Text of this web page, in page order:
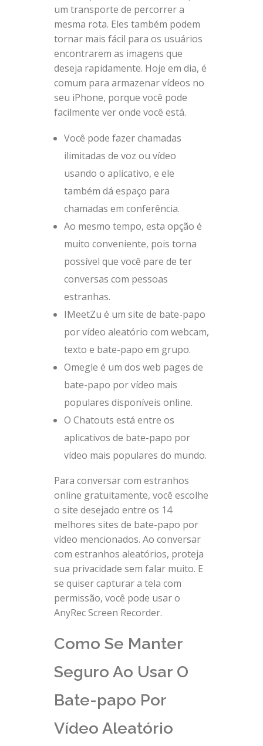
um transporte de percorrer a
mesma rota. Eles também podem
tornar mais fácil para os usuários
encontrarem as imagens que
deseja rapidamente. Hoje em dia, é
comum para armazenar vídeos no
seu iPhone, porque você pode
facilmente ver onde você está.
Você pode fazer chamadas
ilimitadas de voz ou vídeo
usando o aplicativo, e ele
também dá espaço para
chamadas em conferência.
Ao mesmo tempo, esta opção é
muito conveniente, pois torna
possível que você pare de ter
conversas com pessoas
estranhas.
IMeetZu é um site de bate-papo
por vídeo aleatório com webcam,
texto e bate-papo em grupo.
Omegle é um dos web pages de
bate-papo por vídeo mais
populares disponíveis online.
O Chatouts está entre os
aplicativos de bate-papo por
vídeo mais populares do mundo.
Para conversar com estranhos
online gratuitamente, você escolhe
o site desejado entre os 14
melhores sites de bate-papo por
vídeo mencionados. Ao conversar
com estranhos aleatórios, proteja
sua privacidade sem falar muito. E
se quiser capturar a tela com
permissão, você pode usar o
AnyRec Screen Recorder.
Como Se Manter
Seguro Ao Usar O
Bate-papo Por
Vídeo Aleatório